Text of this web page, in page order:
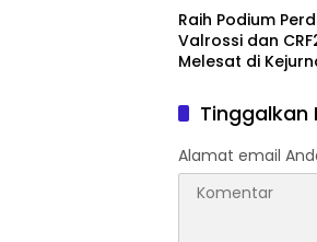
Raih Podium
Valrossi dan
Melesat di
Tinggalkan
Alamat email